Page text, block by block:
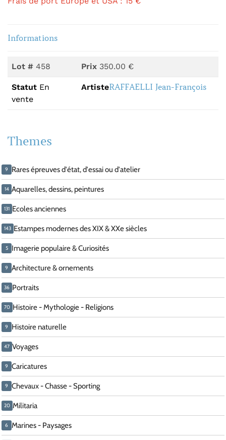
Informations
Lot # 458 Prix 350.00 €
Statut En
vente
ArtisteRAFFAELLI Jean-François
Themes
9 Rares épreuves d'état, d'essai ou d'atelier
14 Aquarelles, dessins, peintures
131 Ecoles anciennes
143 Estampes modernes des XIX & XXe siècles
5 Imagerie populaire & Curiosités
9 Architecture & ornements
36 Portraits
70 Histoire - Mythologie - Religions
9 Histoire naturelle
47 Voyages
9 Caricatures
9 Chevaux - Chasse - Sporting
20 Militaria
6 Marines - Paysages